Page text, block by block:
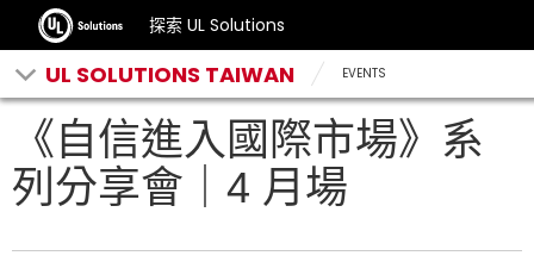
探索 UL Solutions
UL SOLUTIONS TAIWAN EVENTS
《自信進入國際市場》系
列分享會｜4 月場